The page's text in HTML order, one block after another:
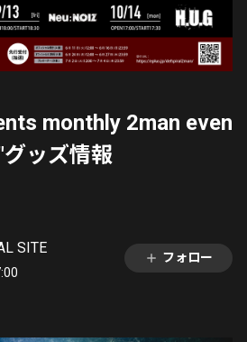
monthly 2man even
ッズ情報
SITE
フォロー